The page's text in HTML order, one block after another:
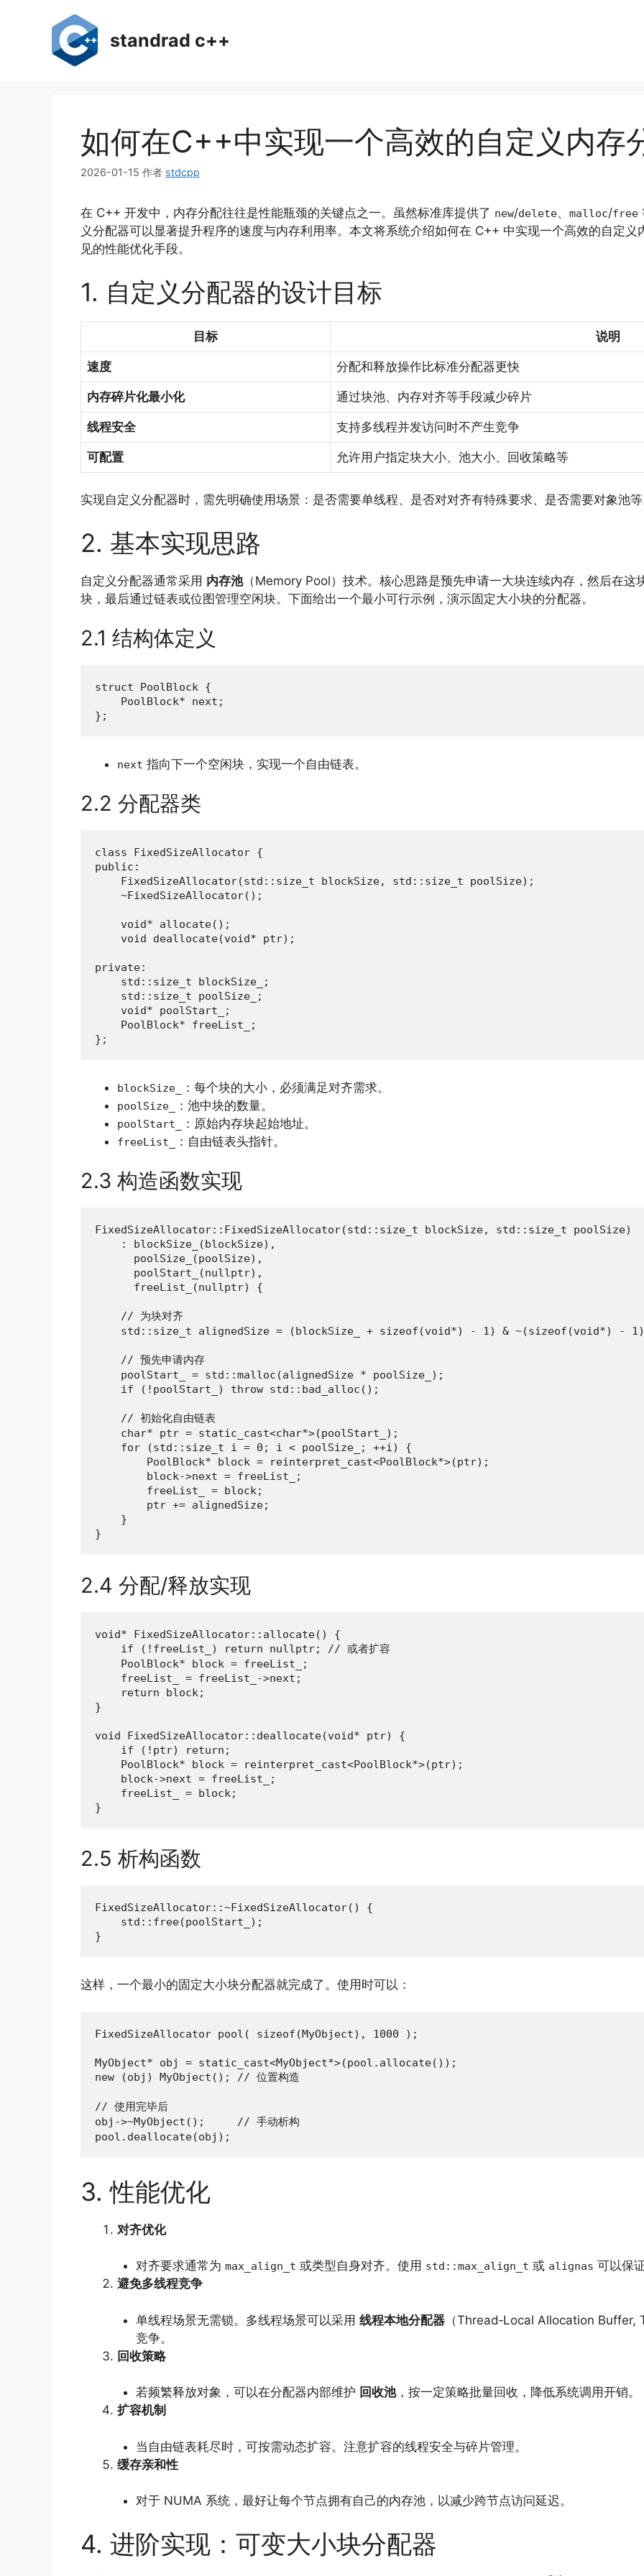
standrad c++
如何在C++中实现一个高效的自定义内存
2026-01-15 作者 stdcpp
在 C++ 开发中，内存分配往往是性能瓶颈的关键点之一。虽然标准库提供了 new/delete、 malloc/free
义分配器可以显著提升程序的速度与内存利用率。本文将系统介绍如何在 C++ 中实现一个高效的自定
见的性能优化手段。
1. 自定义分配器的设计目标
目标 说明
速度 分配和释放操作比标准分配器更快
内存碎片化最小化 通过块池、内存对齐等手段减少碎片
线程安全 支持多线程并发访问时不产生竞争
可配置 允许用户指定块大小、池大小、回收策略等
实现自定义分配器时，需先明确使用场景：是否需要单线程、是否对对齐有特殊要求、是否需要对象池
2. 基本实现思路
自定义分配器通常采用 内存池（Memory Pool）技术。核心思路是预先申请一大块连续内存，然后在这
块，最后通过链表或位图管理空闲块。下面给出一个最小可行示例，演示固定大小块的分配器。
2.1 结构体定义
struct PoolBlock {
    PoolBlock* next;
};
next 指向下一个空闲块，实现一个自由链表。
2.2 分配器类
class FixedSizeAllocator {
public:
    FixedSizeAllocator(std::size_t blockSize, std::size_t poolSize);
    ~FixedSizeAllocator();
    void* allocate();
    void deallocate(void* ptr);
private:
    std::size_t blockSize_;
    std::size_t poolSize_;
    void* poolStart_;
    PoolBlock* freeList_;
};
blockSize_ ：每个块的大小，必须满足对齐需求。
poolSize_ ：池中块的数量。
poolStart_ ：原始内存块起始地址。
freeList_ ：自由链表头指针。
2.3 构造函数实现
FixedSizeAllocator::FixedSizeAllocator(std::size_t blockSize, std::size_t poolSize)
    : blockSize_(blockSize),
      poolSize_(poolSize),
      poolStart_(nullptr),
      freeList_(nullptr) {
    // 为块对齐
std::size_t alignedSize = (blockSize_ + sizeof(void*) - 1) & ~(sizeof(void*) -
    // 预先申请内存
    poolStart_ = std::malloc(alignedSize * poolSize_);
    if (!poolStart_) throw std::bad_alloc();
    // 初始化自由链表
    char* ptr = static_cast<char*>(poolStart_);
    for (std::size_t i = 0; i < poolSize_; ++i) {
        PoolBlock* block = reinterpret_cast<PoolBlock*>(ptr);
        block->next = freeList_;
        freeList_ = block;
        ptr += alignedSize;
    }
}
2.4 分配/释放实现
void* FixedSizeAllocator::allocate() {
    if (!freeList_) return nullptr; // 或者扩容
    PoolBlock* block = freeList_;
    freeList_ = freeList_->next;
    return block;
}
void FixedSizeAllocator::deallocate(void* ptr) {
    if (!ptr) return;
    PoolBlock* block = reinterpret_cast<PoolBlock*>(ptr);
    block->next = freeList_;
    freeList_ = block;
}
2.5 析构函数
FixedSizeAllocator::~FixedSizeAllocator() {
    std::free(poolStart_);
}
这样，一个最小的固定大小块分配器就完成了。使用时可以：
FixedSizeAllocator pool( sizeof(MyObject), 1000 );
MyObject* obj = static_cast<MyObject*>(pool.allocate());
new (obj) MyObject(); // 位置构造
// 使用完毕后
obj->~MyObject();     // 手动析构
pool.deallocate(obj);
3. 性能优化
对齐优化
对齐要求通常为 max_align_t 或类型自身对齐。使用 std::max_align_t 或 alignas 可以保
避免多线程竞争
单线程场景无需锁。多线程场景可以采用 线程本地分配器（Thread‑Local Allocation Buffer,
竞争。
回收策略
若频繁释放对象，可以在分配器内部维护 回收池，按一定策略批量回收，降低系统调用开销。
扩容机制
当自由链表耗尽时，可按需动态扩容。注意扩容的线程安全与碎片管理。
缓存亲和性
对于 NUMA 系统，最好让每个节点拥有自己的内存池，以减少跨节点访问延迟。
4. 进阶实现：可变大小块分配器